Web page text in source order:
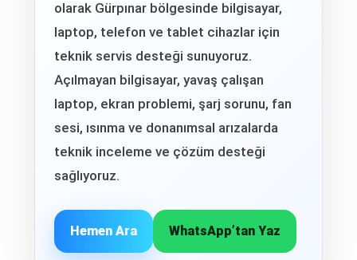
olarak Gürpınar bölgesinde bilgisayar,
laptop, telefon ve tablet cihazlar için
teknik servis desteği sunuyoruz.
Açılmayan bilgisayar, yavaş çalışan
laptop, ekran problemi, şarj sorunu, fan
sesi, ısınma ve donanımsal arızalarda
teknik inceleme ve çözüm desteği
sağlıyoruz.
Hemen Ara WhatsApp’tan Yaz